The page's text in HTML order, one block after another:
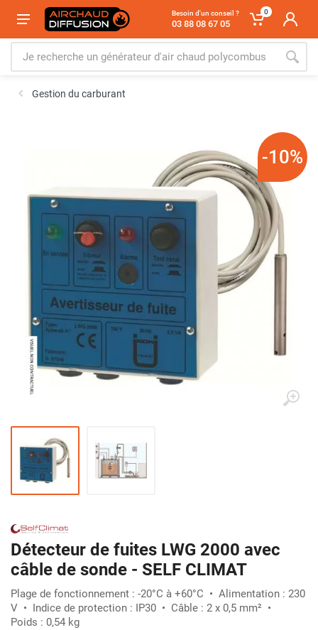
Besoin d'un conseil ?
03 88 08 67 05
0
Gestion du carburant
-10%
Détecteur de fuites LWG 2000 avec
câble de sonde - SELF CLIMAT
Plage de fonctionnement : -20°C à +60°C • Alimentation : 230
V • Indice de protection : IP30 • Câble : 2 x 0,5 mm² •
Poids : 0,54 kg